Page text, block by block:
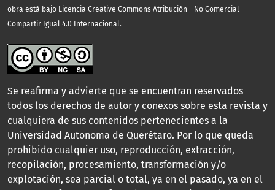
obra está bajo Licencia Creative Commons Atribución - No Comercial -
Compartir Igual 4.0 Internacional.
Se reafirma y advierte que se encuentran reservados
todos los derechos de autor y conexos sobre esta revista y
cualquiera de sus contenidos pertenecientes a la
Universidad Autonoma de Querétaro. Por lo que queda
prohibido cualquier uso, reproducción, extracción,
recopilación, procesamiento, transformación y/o
explotación, sea parcial o total, ya en el pasado, ya en el